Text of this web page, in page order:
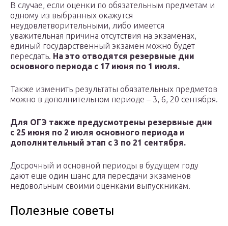
В случае, если оценки по обязательным предметам и
одному из выбранных окажутся
неудовлетворительными, либо имеется
уважительная причина отсутствия на экзаменах,
единый государственный экзамен можно будет
пересдать. На это отводятся резервные дни
основного периода с 17 июня по 1 июля.
Также изменить результаты обязательных предметов
можно в дополнительном периоде – 3, 6, 20 сентября.
Для ОГЭ также предусмотрены резервные дни
с 25 июня по 2 июля основного периода и
дополнительный этап с 3 по 21 сентября.
Досрочный и основной периоды в будущем году
дают еще один шанс для пересдачи экзаменов
недовольным своими оценками выпускникам.
Полезные советы